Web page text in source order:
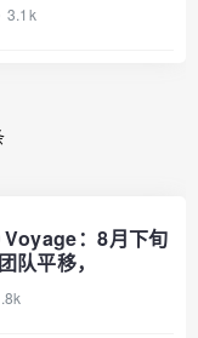
3.1k
：8月下旬
队平移，
又是庞氏滚盘